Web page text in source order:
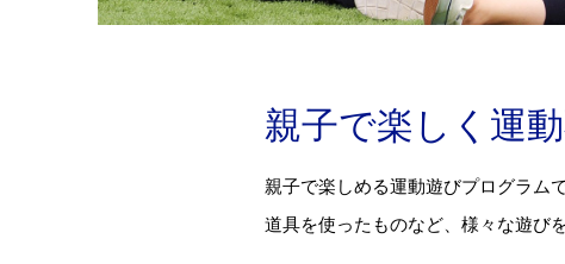
親子で楽しく運
親子で楽しめる運動遊びプログラム
道具を使ったものなど、様々な遊び